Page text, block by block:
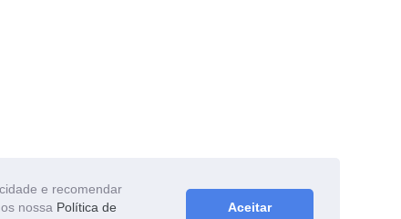
e recomendar
nossa Política de
Aceitar